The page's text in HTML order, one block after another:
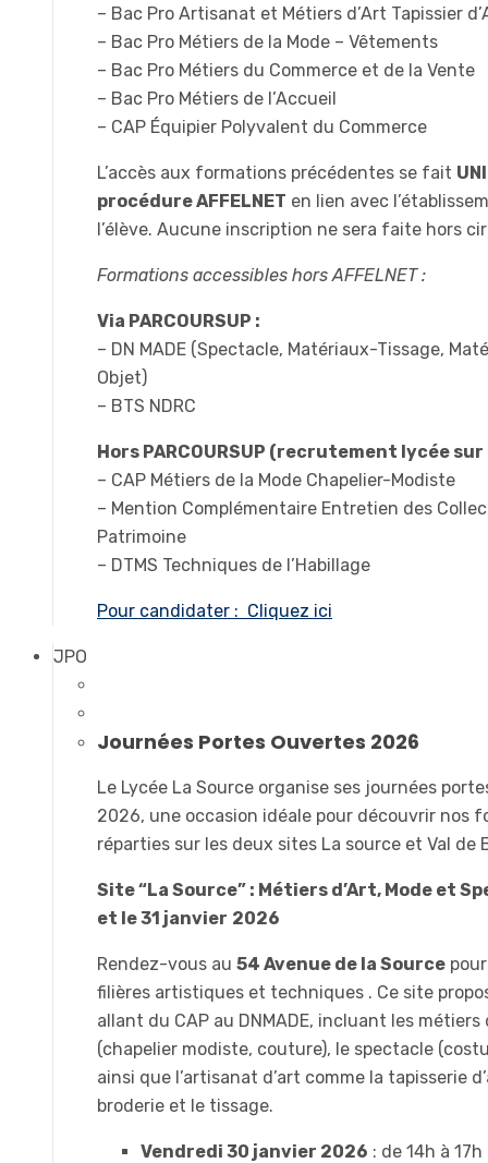
– Bac Pro Artisanat et Métiers d’Art Tapissier
– Bac Pro Métiers de la Mode – Vêtements
– Bac Pro Métiers du Commerce et de la Vente
– Bac Pro Métiers de l’Accueil
– CAP Équipier Polyvalent du Commerce
L’accès aux formations précédentes se fait
procédure AFFELNET en lien avec
l’élève. Aucune inscription ne sera faite hors
Formations accessibles hors AFFELNET :
Via PARCOURSUP :
– DN MADE (Spectacle, Matériaux-Tissage,
Objet)
– BTS NDRC
Hors PARCOURSUP (recrutement lycée sur
– CAP Métiers de la Mode Chapelier-Modiste
– Mention Complémentaire Entretien des
Patrimoine
– DTMS Techniques de l’Habillage
Pour candidater : Cliquez ici
JPO
Journées Portes Ouvertes 2026
Le Lycée La Source organise ses journées
2026, une occasion idéale pour découvrir nos
réparties sur les deux sites La source et Val de
Site “La Source” : Métiers d’Art, Mode et
et le 31 janvier 2026
Rendez-vous au 54 Avenue de la Source
filières artistiques et techniques . Ce site
allant du CAP au DNMADE, incluant les métiers
(chapelier modiste, couture), le spectacle
ainsi que l’artisanat d’art comme la tapisserie
broderie et le tissage.
Vendredi 30 janvier 2026 : de 14h à 17h